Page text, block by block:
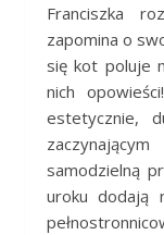
Franciszka
zapomina o
się kot poluje
nich
estetycznie,
samodzielną
uroku dodają